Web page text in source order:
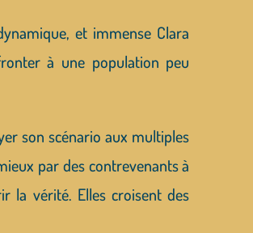
et immense Clara
à une population peu
son scénario aux multiples
par des contrevenants à
la vérité. Elles croisent des